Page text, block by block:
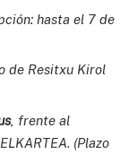
hasta el 7 de
de Resitxu Kirol
, frente al
. (Plazo